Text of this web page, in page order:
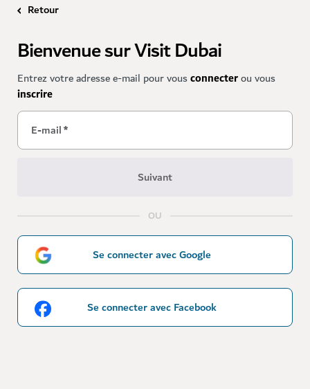
Retour
Bienvenue sur Visit Dubai
Entrez votre adresse e-mail pour vousconnecterou vous
inscrire
E-mail*
Suivant
OU
Se connecter avec Google
Se connecter avec Facebook